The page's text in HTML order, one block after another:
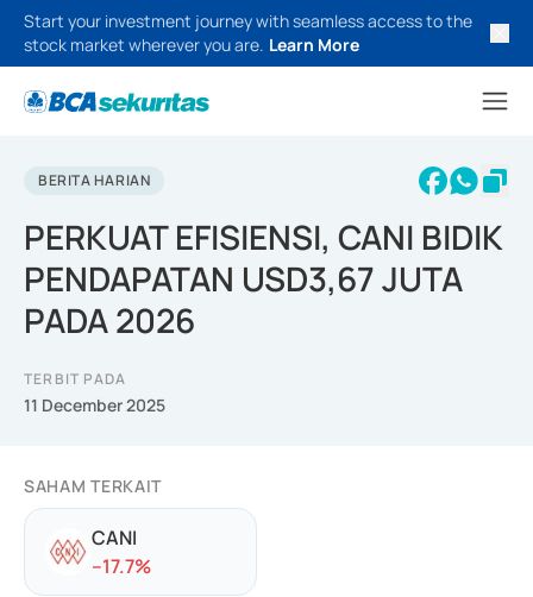
Start your investment journey with seamless access to the
stock market wherever you are. Learn More
BERITA HARIAN
PERKUAT EFISIENSI, CANI BIDIK
PENDAPATAN USD3,67 JUTA
PADA 2026
TERBIT PADA
11 December 2025
SAHAM TERKAIT
CANI
--17.7%